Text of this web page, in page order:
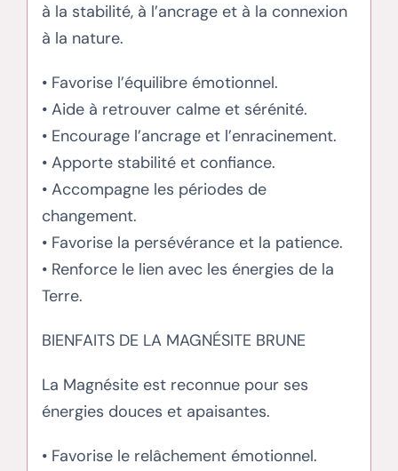
à la stabilité, à l’ancrage et à la connexion
à la nature.
• Favorise l’équilibre émotionnel.
• Aide à retrouver calme et sérénité.
• Encourage l’ancrage et l’enracinement.
• Apporte stabilité et confiance.
• Accompagne les périodes de
changement.
• Favorise la persévérance et la patience.
• Renforce le lien avec les énergies de la
Terre.
BIENFAITS DE LA MAGNÉSITE BRUNE
La Magnésite est reconnue pour ses
énergies douces et apaisantes.
• Favorise le relâchement émotionnel.